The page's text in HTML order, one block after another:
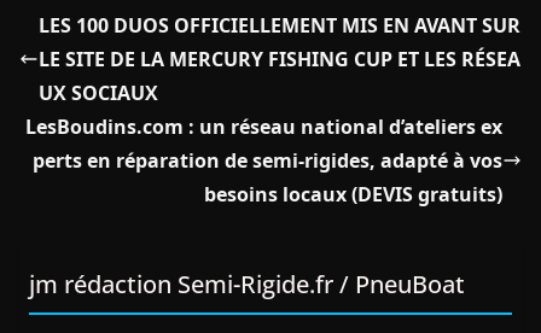
LES 100 DUOS OFFICIELLEMENT MIS EN AVANT SUR
LE SITE DE LA MERCURY FISHING CUP ET LES RÉSEA
UX SOCIAUX
LesBoudins.com : un réseau national d’ateliers ex
perts en réparation de semi‑rigides, adapté à vos
besoins locaux (DEVIS gratuits)
jm rédaction Semi-Rigide.fr / PneuBoat